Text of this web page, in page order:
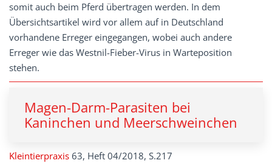
somit auch beim Pferd übertragen werden. In dem
Übersichtsartikel wird vor allem auf in Deutschland
vorhandene Erreger eingegangen, wobei auch andere
Erreger wie das Westnil-Fieber-Virus in Warteposition
stehen.
Magen-Darm-Parasiten bei
Kaninchen und Meerschweinchen
Kleintierpraxis 63, Heft 04/2018, S.217